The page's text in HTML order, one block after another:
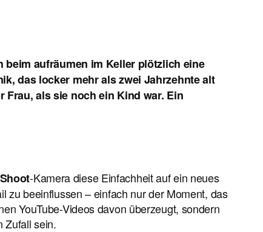
aufräumen im Keller plötzlich eine
das locker mehr als zwei Jahrzehnte alt
Frau, als sie noch ein Kind war. Ein
-Kamera diese Einfachheit auf ein neues
zu beeinflussen – einfach nur der Moment, das
YouTube-Videos davon überzeugt, sondern
Zufall sein.